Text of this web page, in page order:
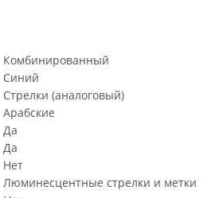
Комбинированный
Синий
Стрелки (аналоговый)
Арабские
Да
Да
Нет
Люминесцентные стрелки и метки